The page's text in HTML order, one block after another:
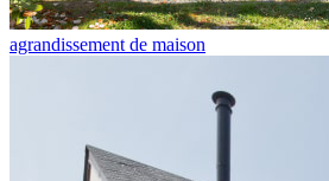
agrandissement de maison